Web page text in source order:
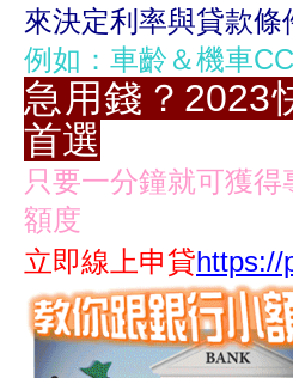
來決定利率與貸款條
例如：車齡＆機車
急用錢？2023
首選
只要一分鐘就可獲
額度
立即線上申貸https://